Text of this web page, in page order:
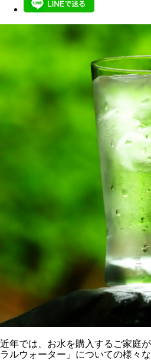
近年では、お水を購入するご家庭
ラルウォーター」についての様々